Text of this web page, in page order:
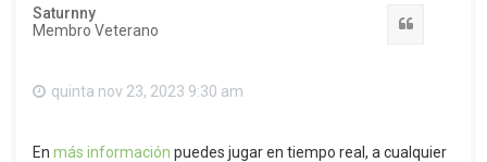
Saturnny
Membro Veterano
quinta nov 23, 2023 9:30 am
En más información puedes jugar en tiempo real, a cualquier